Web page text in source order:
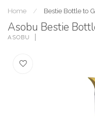
Home / Bestie Bottle to
Asobu Bestie
ASOBU